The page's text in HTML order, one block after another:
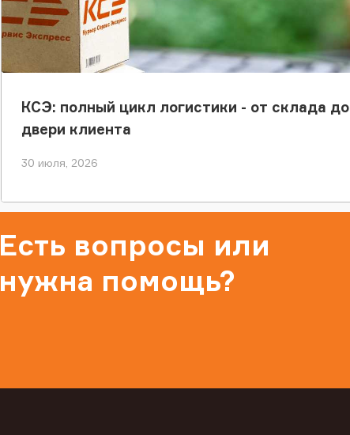
КСЭ: полный цикл логистики - от склада до
двери клиента
30 июля, 2026
Есть вопросы или
нужна помощь?